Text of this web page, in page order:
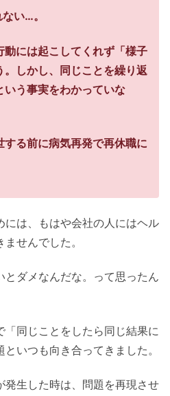
い…。
動には起こしてくれず「様子
。しかし、同じことを繰り返
いう事実をわかっていな
する前に病気再発で再休職に
には、もはや会社の人にはヘル
せんでした。
とダメなんだな。って思ったん
同じことをしたら同じ結果に
いつも向き合ってきました。
発生した時は、問題を再現させ